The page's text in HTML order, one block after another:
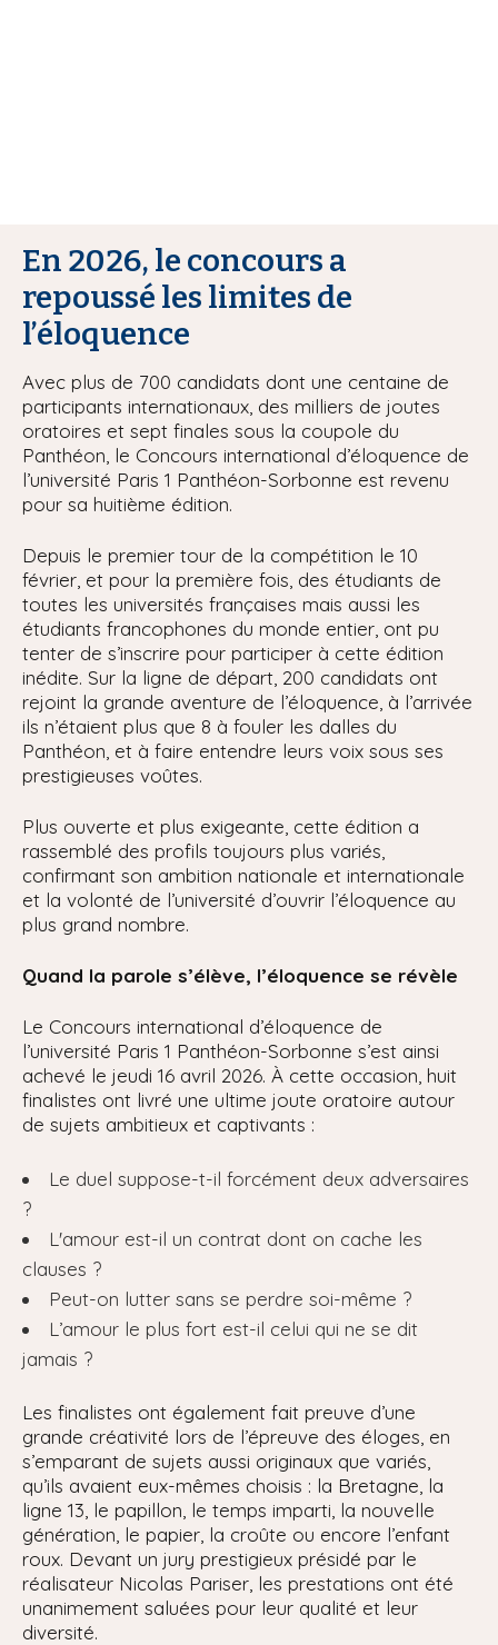
En 2026, le concours a
repoussé les limites de
l’éloquence
Avec plus de 700 candidats dont une centaine de
participants internationaux, des milliers de joutes
oratoires et sept finales sous la coupole du
Panthéon, le Concours international d’éloquence de
l’université Paris 1 Panthéon-Sorbonne est revenu
pour sa huitième édition.
Depuis le premier tour de la compétition le 10
février, et pour la première fois, des étudiants de
toutes les universités françaises mais aussi les
étudiants francophones du monde entier, ont pu
tenter de s’inscrire pour participer à cette édition
inédite. Sur la ligne de départ, 200 candidats ont
rejoint la grande aventure de l’éloquence, à l’arrivée
ils n’étaient plus que 8 à fouler les dalles du
Panthéon, et à faire entendre leurs voix sous ses
prestigieuses voûtes.
Plus ouverte et plus exigeante, cette édition a
rassemblé des profils toujours plus variés,
confirmant son ambition nationale et internationale
et la volonté de l’université d’ouvrir l’éloquence au
plus grand nombre.
Quand la parole s’élève, l’éloquence se révèle
Le Concours international d’éloquence de
l’université Paris 1 Panthéon-Sorbonne s’est ainsi
achevé le jeudi 16 avril 2026. À cette occasion, huit
finalistes ont livré une ultime joute oratoire autour
de sujets ambitieux et captivants :
Le duel suppose-t-il forcément deux adversaires
?
L'amour est-il un contrat dont on cache les
clauses ?
Peut-on lutter sans se perdre soi-même ?
L’amour le plus fort est-il celui qui ne se dit
jamais ?
Les finalistes ont également fait preuve d’une
grande créativité lors de l’épreuve des éloges, en
s’emparant de sujets aussi originaux que variés,
qu’ils avaient eux-mêmes choisis : la Bretagne, la
ligne 13, le papillon, le temps imparti, la nouvelle
génération, le papier, la croûte ou encore l’enfant
roux. Devant un jury prestigieux présidé par le
réalisateur Nicolas Pariser, les prestations ont été
unanimement saluées pour leur qualité et leur
diversité.